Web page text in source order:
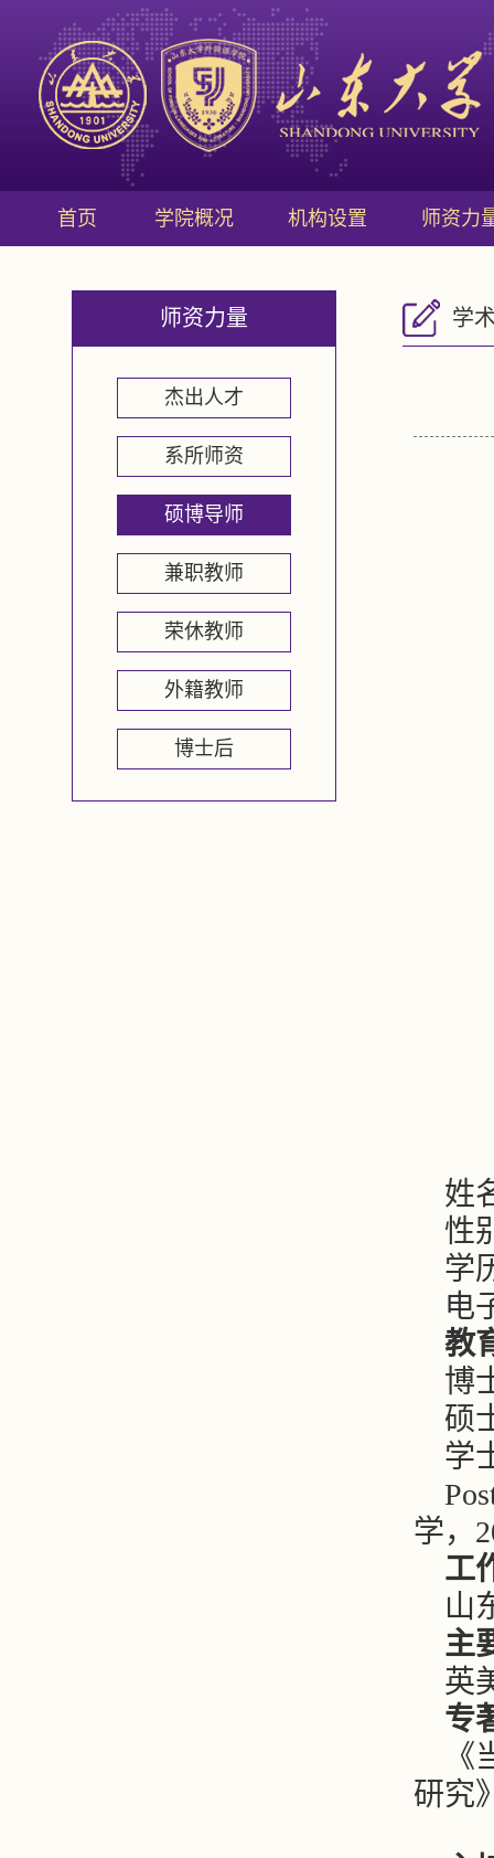
首页 学院概况 机构设置 师资力
师资力量
杰出人才
系所师资
硕博导师
兼职教师
荣休教师
外籍教师
博士后
学
姓
性
学
电
教
博
硕
学
学，
工
山
主
英
专
研究